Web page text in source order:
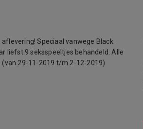
Speciaal vanwege Black
liefst 9 seksspeeltjes behandeld. Alle
29-11-2019 t/m 2-12-2019)